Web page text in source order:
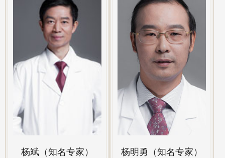
杨斌（知名专家） 杨明勇（知名专家）